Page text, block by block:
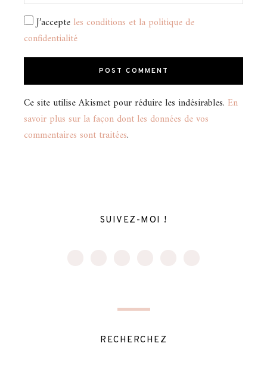
J’accepte les conditions et la politique de
confidentialité
Ce site utilise Akismet pour réduire les indésirables. En
savoir plus sur la façon dont les données de vos
commentaires sont traitées.
SUIVEZ-MOI !
RECHERCHEZ